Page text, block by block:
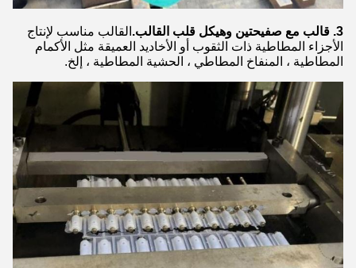
3. قالب مع صفيحتين وهيكل قلب القالب.
القالب مناسب لإنتاج
الأجزاء المطاطية ذات الثقوب أو الأخاديد العميقة مثل الأكمام
المطاطية ، المنفاخ المطاطي ، الحشية المطاطية ، إلخ.